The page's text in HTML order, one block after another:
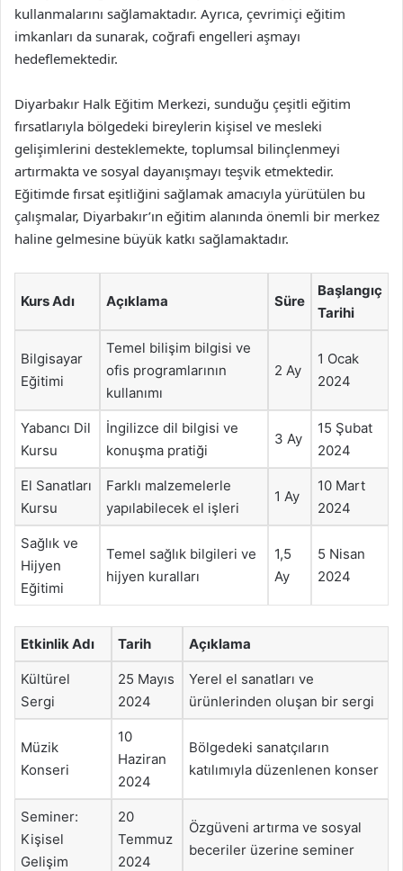
kullanmalarını sağlamaktadır. Ayrıca, çevrimiçi eğitim
imkanları da sunarak, coğrafi engelleri aşmayı
hedeflemektedir.
Diyarbakır Halk Eğitim Merkezi, sunduğu çeşitli eğitim
fırsatlarıyla bölgedeki bireylerin kişisel ve mesleki
gelişimlerini desteklemekte, toplumsal bilinçlenmeyi
artırmakta ve sosyal dayanışmayı teşvik etmektedir.
Eğitimde fırsat eşitliğini sağlamak amacıyla yürütülen bu
çalışmalar, Diyarbakır’ın eğitim alanında önemli bir merkez
haline gelmesine büyük katkı sağlamaktadır.
Kurs Adı Açıklama Süre
Başlangıç
Tarihi
Bilgisayar
Eğitimi
Temel bilişim bilgisi ve
ofis programlarının
kullanımı
2 Ay
1 Ocak
2024
Yabancı Dil
Kursu
İngilizce dil bilgisi ve
konuşma pratiği
3 Ay
15 Şubat
2024
El Sanatları
Kursu
Farklı malzemelerle
yapılabilecek el işleri
1 Ay
10 Mart
2024
Sağlık ve
Hijyen
Eğitimi
Temel sağlık bilgileri ve
hijyen kuralları
1,5
Ay
5 Nisan
2024
Etkinlik Adı Tarih Açıklama
Kültürel
Sergi
25 Mayıs
2024
Yerel el sanatları ve
ürünlerinden oluşan bir sergi
Müzik
Konseri
10
Haziran
2024
Bölgedeki sanatçıların
katılımıyla düzenlenen konser
Seminer:
Kişisel
Gelişim
20
Temmuz
2024
Özgüveni artırma ve sosyal
beceriler üzerine seminer